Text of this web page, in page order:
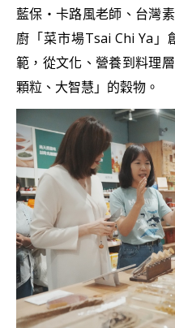
藍保・卡路風老師、台灣
廚「菜市場Tsai Chi Ya
範，從文化、營養到料理
顆粒、大智慧」的穀物。